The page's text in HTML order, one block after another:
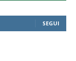
SEGUI